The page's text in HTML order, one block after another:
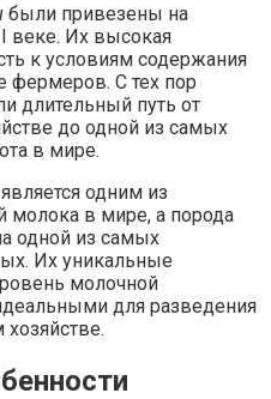
были привезены на
веке. Их высокая
к условиям содержания
фермеров. С тех пор
длительный путь от
до одной из самых
в мире.
одним из
молока в мире, а порода
одной из самых
Их уникальные
молочной
для разведения